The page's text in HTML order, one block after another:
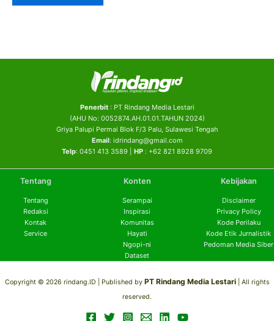
Penerbit: PT Rindang Media Lestari
(AHU No: 0052874.AH.01.01.TAHUN 2024)
Griya Palupi Permai Blok F/3 Palu, Sulawesi Tengah
Email: idrindang@gmail.com
Telp: 0451 413 3589 | HP : +62 821 8928 9709
Tentang
Tentang
Redaksi
Kontak
Service
Konten
Serampai
Inspirasi
Komunitas
Hayati
Ngopi-ni
Dataset
Kebijakan
Disclaimer
Privacy Policy
Kode Perilaku
Kode Etik Jurnalistik
Pedoman Media Siber
Copyright © 2026 rindang.ID | Published by PT Rindang Media Lestari| All rights
reserved.